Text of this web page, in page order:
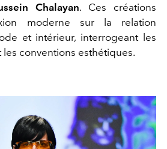
Chalayan. Ces créations
moderne sur la relation
et intérieur, interrogeant les
conventions esthétiques.